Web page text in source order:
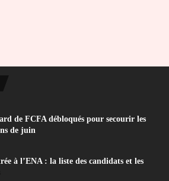
de FCFA débloqués pour secourir les
de juin
à l’ENA : la liste des candidats et les